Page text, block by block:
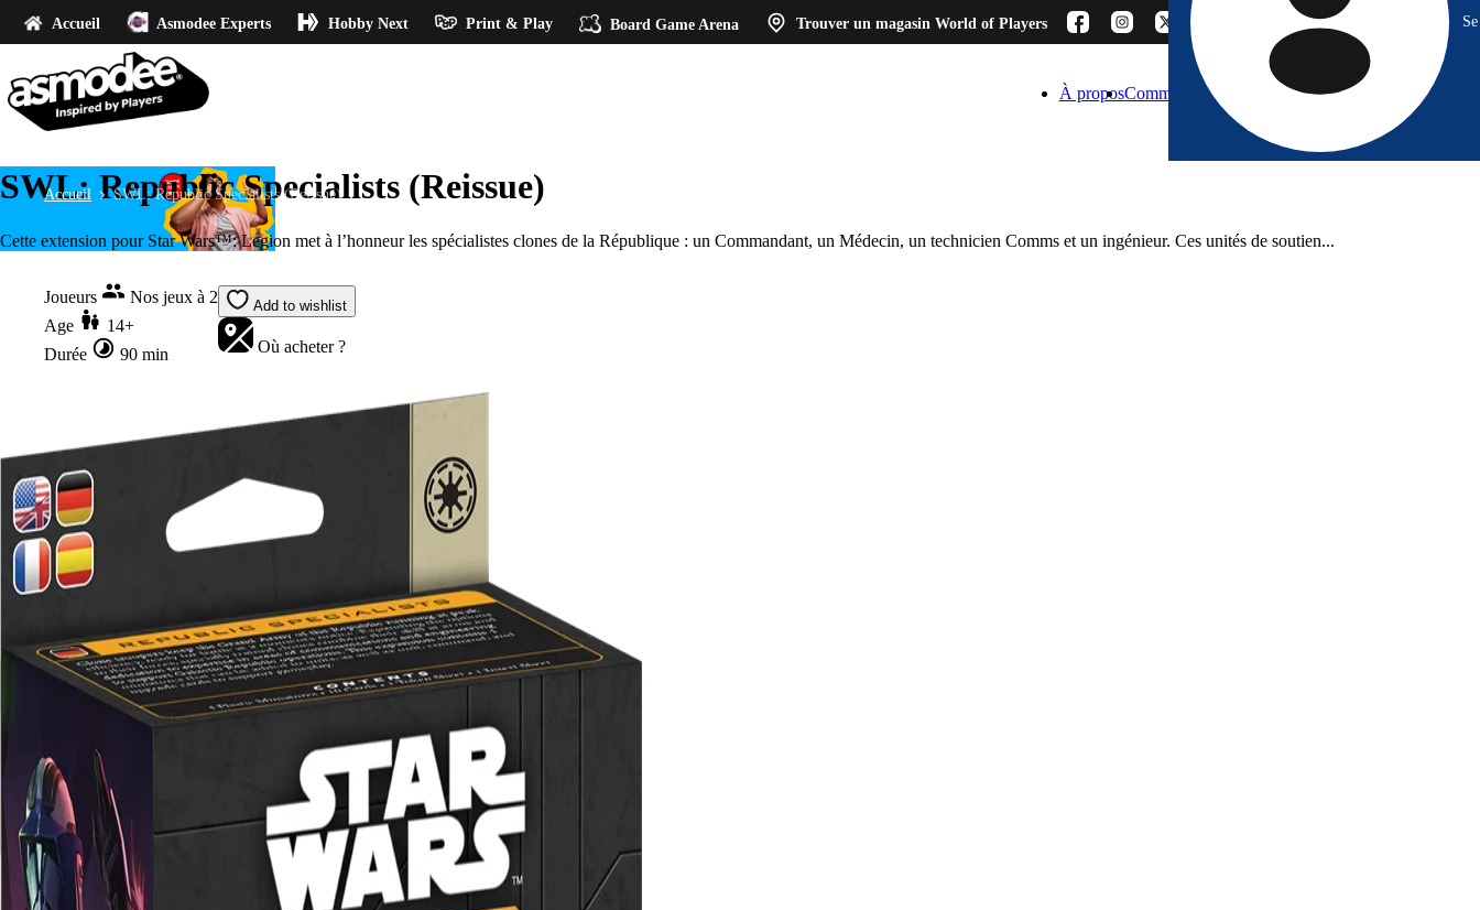
Accueil Asmodee Experts Hobby Next Print & Play Board Game Arena Trouver un magasin World of Players
À proposComment choisir ? BlogEspace Pro Contact
Accueil SWL: Republic Specialists​​ (Reissue)
SWL: Republic Specialists​​ (Reissue)
Cette extension pour Star Wars™: Legion met à l’honneur les spécialistes clones de la République : un Commandant, un Médecin, un technicien Comms et un ingénieur. Ces unités de soutien...
Joueurs
Nos jeux à 2
Age
14+
Durée
90 min
Add to wishlist
Où acheter ?